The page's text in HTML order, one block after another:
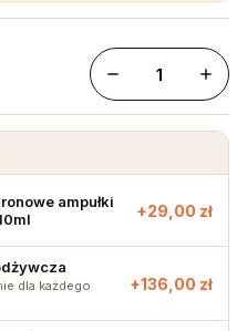
ampułki
+29,00 zł
dla każdego
+136,00 zł